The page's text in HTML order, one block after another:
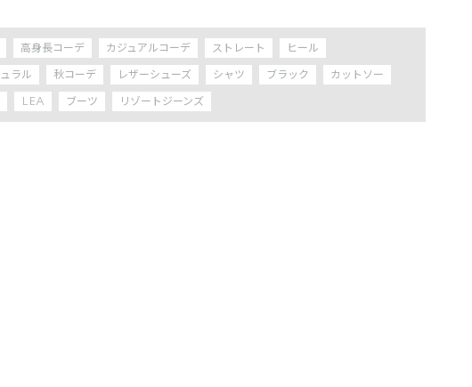
高身長コーデ カジュアルコーデ ストレート ヒール
ラル 秋コーデ レザーシューズ シャツ ブラック カットソー
LEA ブーツ リゾートジーンズ